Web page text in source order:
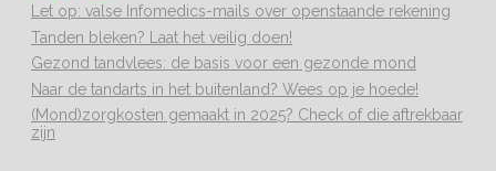
Let op: valse Infomedics-mails over openstaande rekening
Tanden bleken? Laat het veilig doen!
Gezond tandvlees: de basis voor een gezonde mond
Naar de tandarts in het buitenland? Wees op je hoede!
(Mond)zorgkosten gemaakt in 2025? Check of die aftrekbaar
zijn